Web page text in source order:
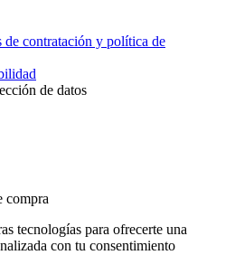
de contratación y política de
de datos
compra
tecnologías para ofrecerte una
con tu consentimiento